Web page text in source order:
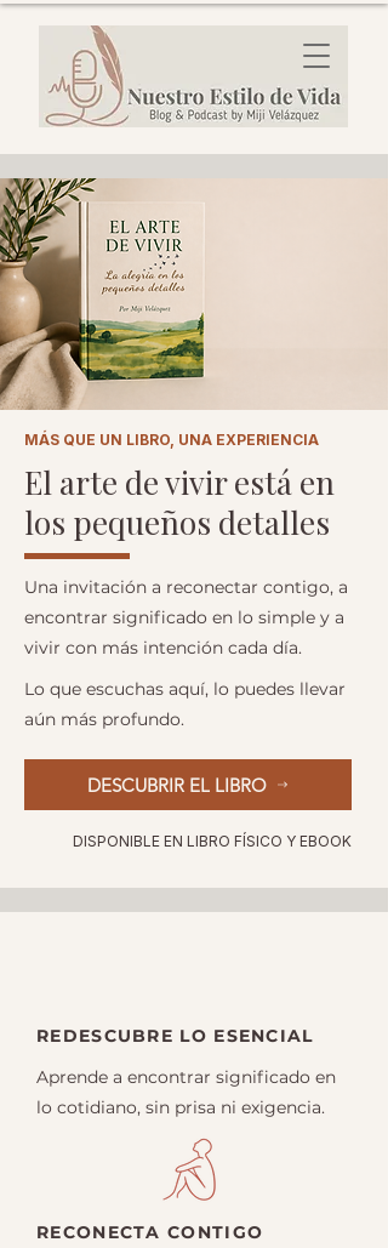
MÁS QUE UN LIBRO, UNA EXPERIENCIA
El arte de vivir está en
los pequeños detalles
Una invitación a reconectar contigo, a
encontrar significado en lo simple y a
vivir con más intención cada día.
Lo que escuchas aquí, lo puedes llevar
aún más profundo.
DESCUBRIR EL LIBRO
DISPONIBLE EN LIBRO FÍSICO Y EBOOK
REDESCUBRE LO ESENCIAL
Aprende a encontrar significado en
lo cotidiano, sin prisa ni exigencia.
RECONECTA CONTIGO